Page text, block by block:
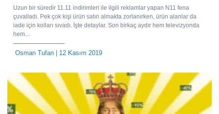
Uzun bir süredir 11.11 indirimleri ile ilgili reklamlar yapan N11 fena
çuvalladı. Pek çok kişi ürün satın almakta zorlanırken, ürün alanlar da
iade için kolları sıvadı. İşte detaylar. Son birkaç aydır hem televizyonda
hem...
Osman Tufan | 12 Kasım 2019